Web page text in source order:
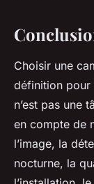
Choisir une
définition pour
n’est pas une
en compte de
l’image, la
nocturne, la